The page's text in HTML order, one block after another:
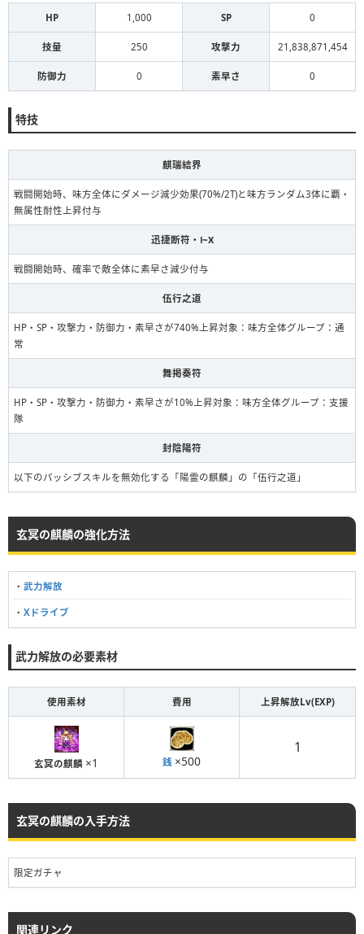
HP 1,000 SP 0
技量 250 攻撃力 21,838,871,454
防御力 0 素早さ 0
特技
麒瑞結界
戦闘開始時、味方全体にダメージ減少効果(70%/2T)と味方ランダム3体に覇・
無属性耐性上昇付与
迅捷断符・Ⅰ~Ⅹ
戦闘開始時、確率で敵全体に素早さ減少付与
伍行之道
HP・SP・攻撃力・防御力・素早さが740%上昇対象：味方全体グループ：通
常
舞掲奏符
HP・SP・攻撃力・防御力・素早さが10%上昇対象：味方全体グループ：支援
隊
封陰陽符
以下のパッシブスキルを無効化する「陽霊の麒麟」の「伍行之道」
玄冥の麒麟の強化方法
・ 武力解放
・ Xドライブ
武力解放の必要素材
使用素材 費用 上昇解放Lv(EXP)
玄冥の麒麟 ×1 銭 ×500
1
玄冥の麒麟の入手方法
限定ガチャ
関連リンク